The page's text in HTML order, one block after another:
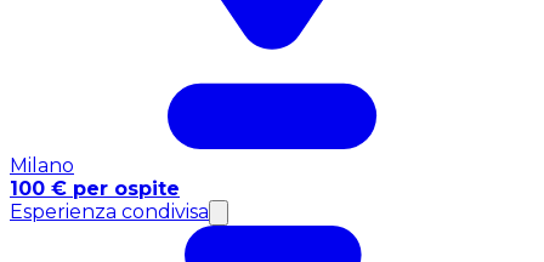
Milano
100 € per ospite
Esperienza condivisa